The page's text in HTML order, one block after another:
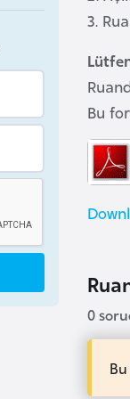
3.
Bu
0